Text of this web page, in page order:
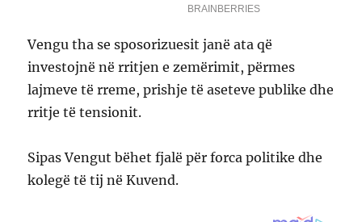
Vengu tha se sposorizuesit janë ata që
investojnë në rritjen e zemërimit, përmes
lajmeve të rreme, prishje të aseteve publike dhe
rritje të tensionit.
Sipas Vengut bëhet fjalë për forca politike dhe
kolegë të tij në Kuvend.